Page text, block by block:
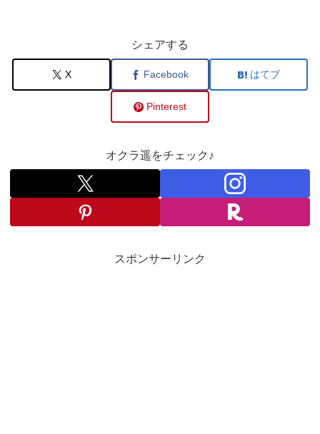
シェアする
X Facebook はてブ
Pinterest
オクラ遥をチェック♪
スポンサーリンク